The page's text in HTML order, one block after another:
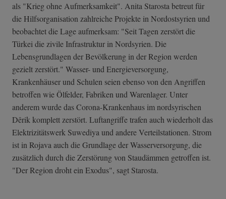
als "Krieg ohne Aufmerksamkeit". Anita Starosta betreut für
die Hilfsorganisation zahlreiche Projekte in Nordostsyrien und
beobachtet die Lage aufmerksam: "Seit Tagen zerstört die
Türkei die zivile Infrastruktur in Nordsyrien. Die
Lebensgrundlagen der Bevölkerung in der Region werden
gezielt zerstört." Wasser- und Energieversorgung,
Krankenhäuser und Schulen seien ebenso von den Angriffen
betroffen wie Ölfelder, Fabriken und Warenlager. Unter
anderem wurde das Corona-Krankenhaus im nordsyrischen
Dêrik komplett zerstört. Luftangriffe trafen auch wiederholt das
Elektrizitätswerk Suwediya und andere Verteilstationen. Strom
ist in Rojava auch die Grundlage der Wasserversorgung, die
zusätzlich durch die Zerstörung von Staudämmen getroffen ist.
"Der Region droht ein Exodus", sagt Starosta.